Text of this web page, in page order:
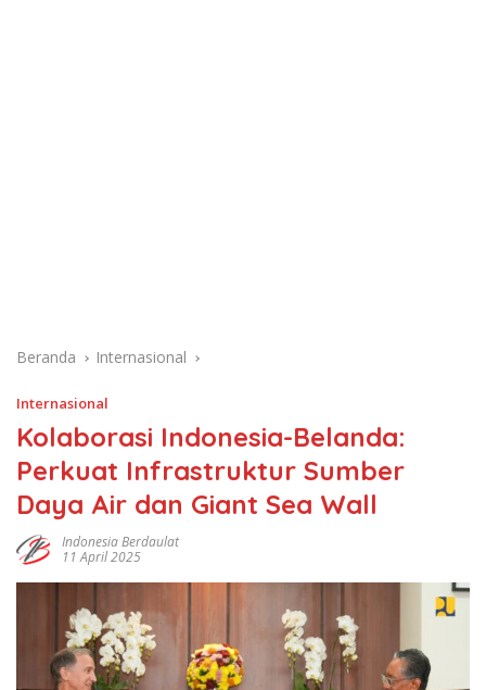
Beranda Internasional
Internasional
Kolaborasi Indonesia-Belanda:
Perkuat Infrastruktur Sumber
Daya Air dan Giant Sea Wall
Indonesia Berdaulat
11 April 2025